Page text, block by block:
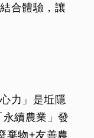
合體驗，讓
力」是坵隱
續農業」發
棄物+友善農